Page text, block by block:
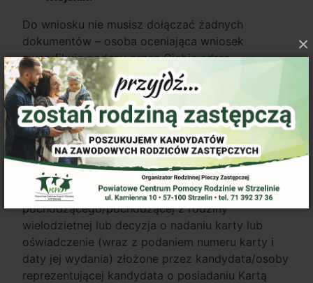
×
Do wniosku nie musisz dołączać żadnych
dokumentów – osoba oceniająca wniosek
zweryfikuje podany przez Ciebie adres
zamieszkania pod kątem spełniania kryterium.
Na etapie podpisywania umowy
Kryterium: Bycie członkiem rodziny
wielodzietnej
Do wniosku dołącz: kserokopię Karty Dużej
Rodziny wystawionej dla Kandydata/Kandydatki
pochodzącego/pochodzącej z rodziny
wielodzietnej lub decyzja o nadaniu karty lub
oświadczenie (wraz z podaniem numeru karty i
daty jej wydania) złożone przez kandydata/osoby
reprezentującej kandydata o posiadaniu Kartą